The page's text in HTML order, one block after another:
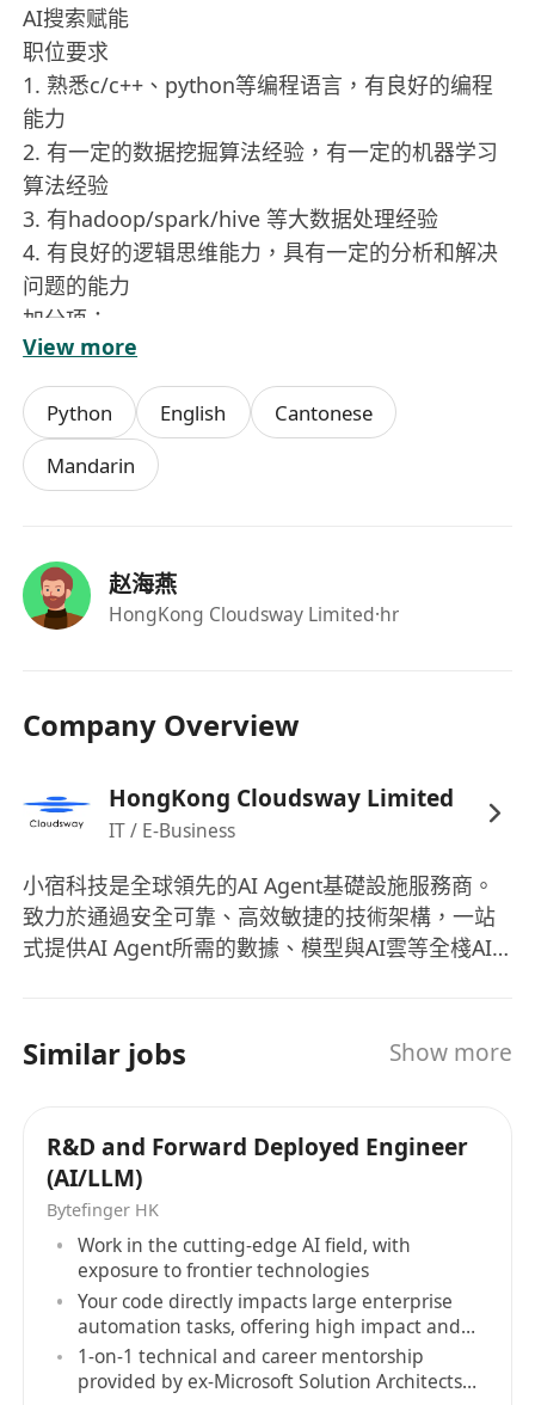
AI搜索赋能
职位要求
1. 熟悉c/c++、python等编程语言，有良好的编程
能力
2. 有一定的数据挖掘算法经验，有一定的机器学习
算法经验
3. 有hadoop/spark/hive 等大数据处理经验
4. 有良好的逻辑思维能力，具有一定的分析和解决
问题的能力
加分项：
有大模型应用相关经验，prompt 经验，对算法感
兴趣
有搜索/推荐/广告方向相关经验
View more
Python English
Cantonese
Mandarin
赵海燕
HongKong Cloudsway Limited·hr
Company Overview
HongKong Cloudsway Limited
IT / E-Business
小宿科技是全球領先的AI Agent基礎設施服務商。
致力於通過安全可靠、高效敏捷的技術架構，一站
式提供AI Agent所需的數據、模型與AI雲等全棧AI
計的智慧搜尋與數據服務，提供多語言、多模態、
多能力的數據獲取與處理服務，API月調用量已達數
模型的調用與管理，以及通用雲、GPU雲、AI 沙盒
等AI雲服務。目前，小宿科技已服務國內超過一半
的頭部AI原生應用，業務覆蓋80+個國家和地區，成
功助力全球近千家企業的AI升級及轉型。
Similar jobs Show more
R&D and Forward Deployed Engineer
(AI/LLM)
Bytefinger HK
Work in the cutting-edge AI field, with
exposure to frontier technologies
Your code directly impacts large enterprise
automation tasks, offering high impact and
autonomy
1-on-1 technical and career mentorship
provided by ex-Microsoft Solution Architects